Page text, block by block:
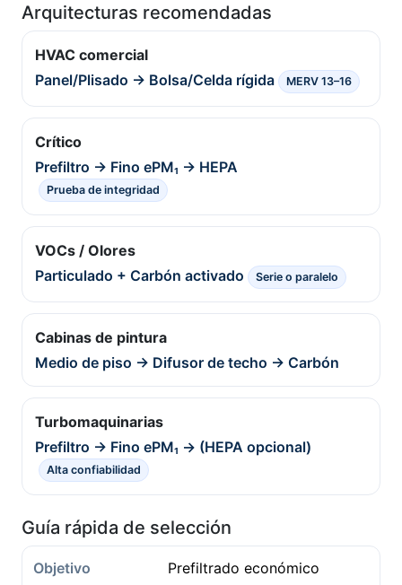
Arquitecturas recomendadas
HVAC comercial
Panel/Plisado → Bolsa/Celda rígida
MERV 13–16
Crítico
Prefiltro → Fino ePM₁ → HEPA
Prueba de integridad
VOCs / Olores
Particulado + Carbón activado
Serie o paralelo
Cabinas de pintura
Medio de piso → Difusor de techo → Carbón
Turbomaquinarias
Prefiltro → Fino ePM₁ → (HEPA opcional)
Alta confiabilidad
Guía rápida de selección
Prefiltrado económico